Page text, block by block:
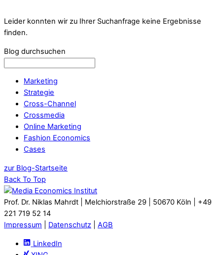
Leider konnten wir zu Ihrer Suchanfrage keine Ergebnisse
finden.
Blog durchsuchen
Marketing
Strategie
Cross-Channel
Crossmedia
Online Marketing
Fashion Economics
Cases
zur Blog-Startseite
Back To Top
Prof. Dr. Niklas Mahrdt | Melchiorstraße 29 | 50670 Köln | +49
221 719 52 14
Impressum
Datenschutz AGB
LinkedIn